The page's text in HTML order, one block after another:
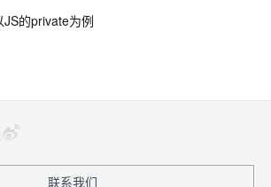
的private为例
联系我们